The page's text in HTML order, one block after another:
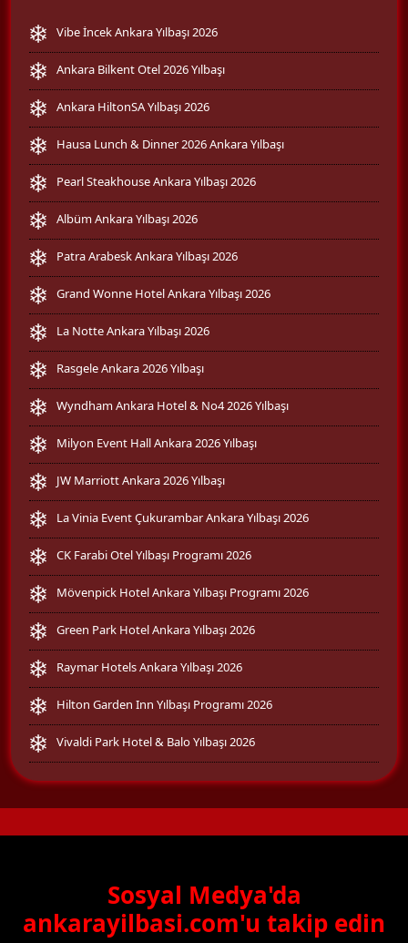
Vibe İncek Ankara Yılbaşı 2026
Ankara Bilkent Otel 2026 Yılbaşı
Ankara HiltonSA Yılbaşı 2026
Hausa Lunch & Dinner 2026 Ankara Yılbaşı
Pearl Steakhouse Ankara Yılbaşı 2026
Albüm Ankara Yılbaşı 2026
Patra Arabesk Ankara Yılbaşı 2026
Grand Wonne Hotel Ankara Yılbaşı 2026
La Notte Ankara Yılbaşı 2026
Rasgele Ankara 2026 Yılbaşı
Wyndham Ankara Hotel & No4 2026 Yılbaşı
Milyon Event Hall Ankara 2026 Yılbaşı
JW Marriott Ankara 2026 Yılbaşı
La Vinia Event Çukurambar Ankara Yılbaşı 2026
CK Farabi Otel Yılbaşı Programı 2026
Mövenpick Hotel Ankara Yılbaşı Programı 2026
Green Park Hotel Ankara Yılbaşı 2026
Raymar Hotels Ankara Yılbaşı 2026
Hilton Garden Inn Yılbaşı Programı 2026
Vivaldi Park Hotel & Balo Yılbaşı 2026
Sosyal Medya'da
ankarayilbasi.com'u takip edin